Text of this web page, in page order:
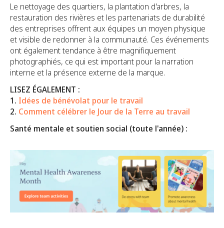
Le nettoyage des quartiers, la plantation d'arbres, la
restauration des rivières et les partenariats de durabilité
des entreprises offrent aux équipes un moyen physique
et visible de redonner à la communauté. Ces événements
ont également tendance à être magnifiquement
photographiés, ce qui est important pour la narration
interne et la présence externe de la marque.
LISEZ ÉGALEMENT :
1. Idées de bénévolat pour le travail
2. Comment célébrer le Jour de la Terre au travail
Santé mentale et soutien social (toute l'année) :